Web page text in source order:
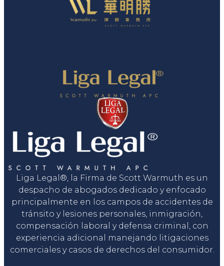
Liga Legal®, la Firma de Scott Warmuth es un
despacho de abogados dedicado y enfocado
principalmente en los campos de accidentes de
tránsito y lesiones personales, inmigración,
compensación laboral y defensa criminal, con
experiencia adicional manejando litigaciones
comerciales y casos de derechos del consumidor.